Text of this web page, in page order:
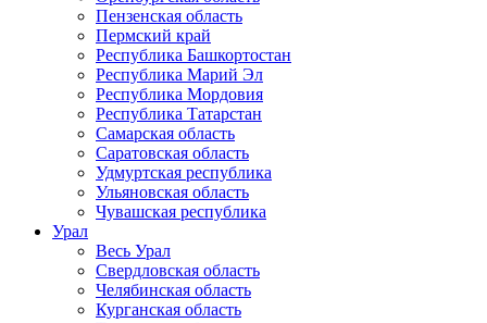
Пензенская область
Пермский край
Республика Башкортостан
Республика Марий Эл
Республика Мордовия
Республика Татарстан
Самарская область
Саратовская область
Удмуртская республика
Ульяновская область
Чувашская республика
Урал
Весь Урал
Свердловская область
Челябинская область
Курганская область